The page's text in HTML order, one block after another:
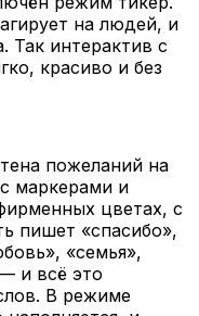
на людей, и
Так интерактив с
красиво и без
пожеланий на
маркерами и
цветах, с
пишет «спасибо»,
«семья»,
и всё это
В режиме